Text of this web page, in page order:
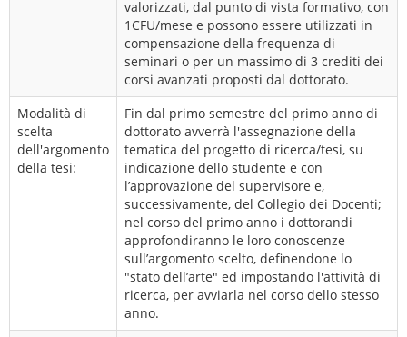
valorizzati, dal punto di vista formativo, con
1CFU/mese e possono essere utilizzati in
compensazione della frequenza di
seminari o per un massimo di 3 crediti dei
corsi avanzati proposti dal dottorato.
Modalità di
scelta
dell'argomento
della tesi:
Fin dal primo semestre del primo anno di
dottorato avverrà l'assegnazione della
tematica del progetto di ricerca/tesi, su
indicazione dello studente e con
l’approvazione del supervisore e,
successivamente, del Collegio dei Docenti;
nel corso del primo anno i dottorandi
approfondiranno le loro conoscenze
sull’argomento scelto, definendone lo
"stato dell’arte" ed impostando l'attività di
ricerca, per avviarla nel corso dello stesso
anno.